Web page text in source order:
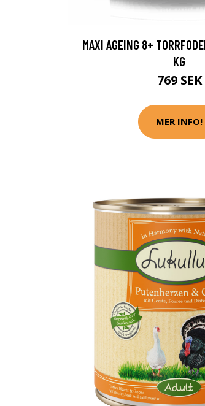
MAXI AGEING 8+
KG
769 SEK
MER INFO!